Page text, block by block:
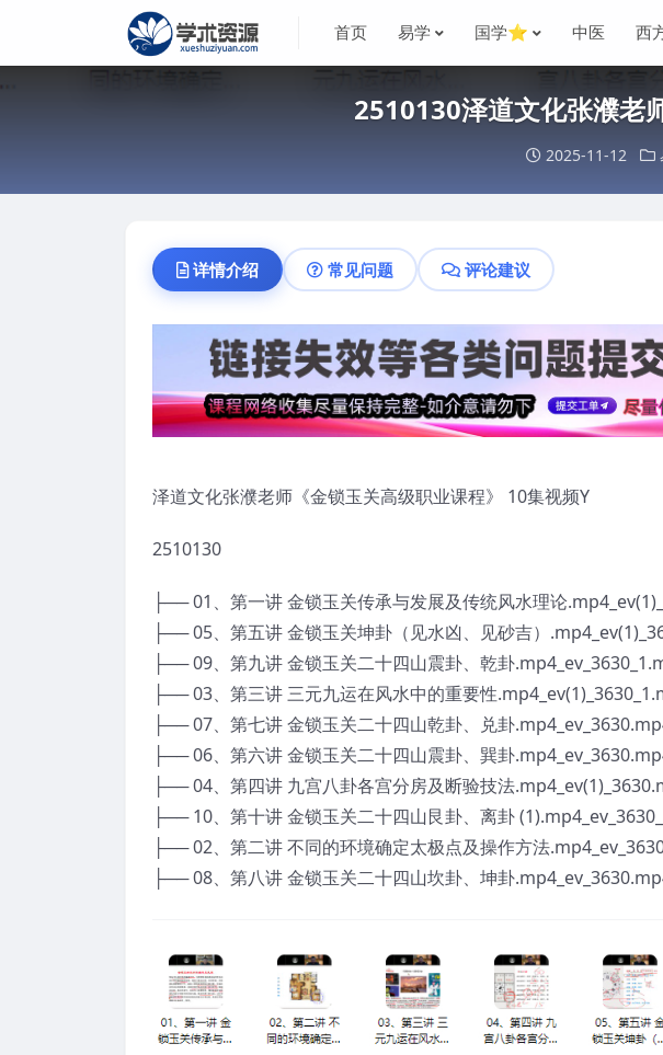
首页 易学 国学⭐ 中医 西
2510130泽道文化张濮老
2025-11-12
详情介绍 常见问题 评论建议
泽道文化张濮老师《金锁玉关高级职业课程》 10集视频Y
2510130
├── 01、第一讲 金锁玉关传承与发展及传统风水理论
├── 05、第五讲 金锁玉关坤卦（见水凶、见砂吉）
├── 09、第九讲 金锁玉关二十四山震卦、乾卦
├── 03、第三讲 三元九运在风水中的重要性
├── 07、第七讲 金锁玉关二十四山乾卦、兑卦
├── 06、第六讲 金锁玉关二十四山震卦、巽卦
├── 04、第四讲 九宫八卦各宫分房及断验技法
├── 10、第十讲 金锁玉关二十四山艮卦、离卦
├── 02、第二讲 不同的环境确定太极点及操作方法
├── 08、第八讲 金锁玉关二十四山坎卦、坤卦